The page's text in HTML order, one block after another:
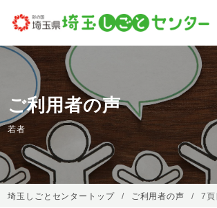
ご利用者の声
若者
埼玉しごとセンタートップ ご利用者の声 7頁